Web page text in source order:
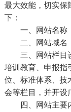
最大效能，切实保
下：
一、网站名称：
二、网站域名
三、网站栏目设
培训教育、申报指
位、标准体系、技
会等栏目，并开设
四、网站主要内